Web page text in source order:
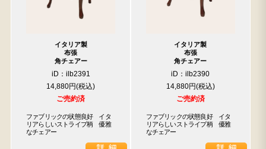
イタリア製
布張
角チェアー
iD：ilb2391
14,880円
ご売約済
ファブリックの状態良好　イタ
リアらしいストライプ柄　優雅
なチェアー
イタリア製
布張
角チェアー
iD：ilb2390
14,880円
ご売約済
ファブリックの状態良好　イタ
リアらしいストライプ柄　優雅
なチェアー